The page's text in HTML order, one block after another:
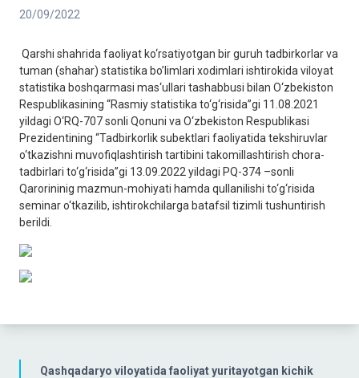
Qashqadaryo viloyatida faoliyat yuritayotgan kichik
20/09/2022
Qarshi shahrida faoliyat ko‘rsatiyotgan bir guruh tadbirkorlar va
tuman (shahar) statistika bo’limlari xodimlari ishtirokida viloyat
statistika boshqarmasi mas‘ullari tashabbusi bilan O‘zbekiston
Respublikasining “Rasmiy statistika to‘g‘risida”gi 11.08.2021
yildagi O‘RQ-707 sonli Qonuni va O‘zbekiston Respublikasi
Prezidentining “Tadbirkorlik subektlari faoliyatida tekshiruvlar
o‘tkazishni muvofiqlashtirish tartibini takomillashtirish chora-
tadbirlari to‘g‘risida”gi 13.09.2022 yildagi PQ-374 –sonli
Qarorininig mazmun-mohiyati hamda qullanilishi to‘g‘risida
seminar o‘tkazilib, ishtirokchilarga batafsil tizimli tushuntirish
berildi.